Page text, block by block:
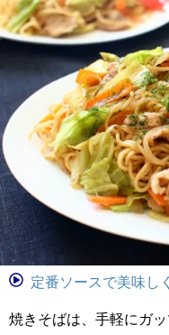
定番ソースで美味し
焼きそばは、手軽にガ